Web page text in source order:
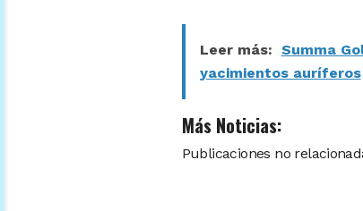
Leer más: Summa
yacimientos auríferos
Más Noticias:
Publicaciones no